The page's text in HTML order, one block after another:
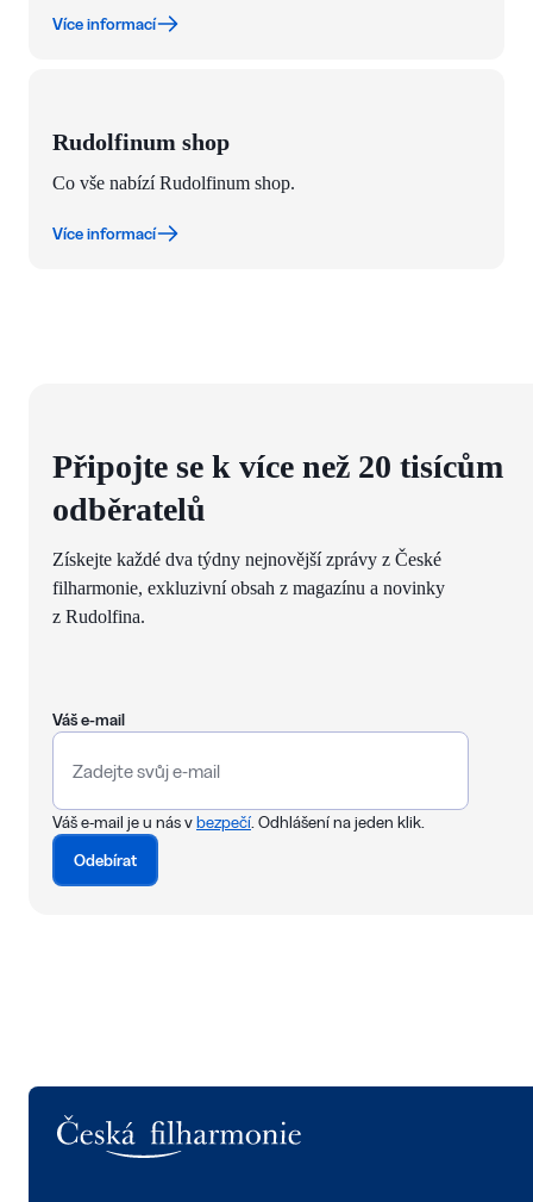
Více informací
Rudolfinum shop
Co vše nabízí Rudolfinum shop.
Více informací
Připojte se k více než 20 tisícům
odběratelů
Získejte každé dva týdny nejnovější zprávy z České
filharmonie, exkluzivní obsah z magazínu a novinky
z Rudolfina.
Váš e-mail
Váš e-mail je u nás vbezpečí. Odhlášení na jeden klik.
Odebírat